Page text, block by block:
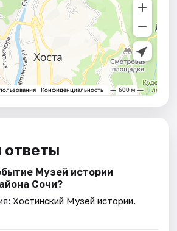
ответы
Музей истории
Сочи?
Хостинский Музей истории.